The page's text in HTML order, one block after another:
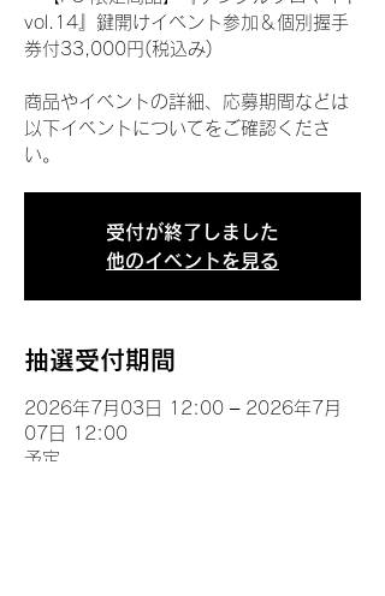
vol.14』鍵開けイベント参加＆個別握手
券付33,000円(税込み)
商品やイベントの詳細、応募期間などは
以下イベントについてをご確認くださ
い。
受付が終了しました
他のイベントを見る
抽選受付期間
2026年7月03日 12:00 – 2026年7月
07日 12:00
予定